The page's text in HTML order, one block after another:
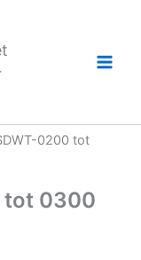
0200 tot
tot 0300